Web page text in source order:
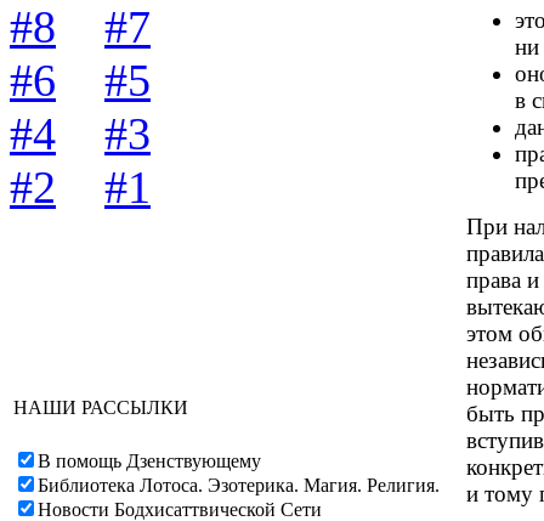
#8
#7
#6
#5
#4
#3
#2
#1
НАШИ РАССЫЛКИ
В помощь Дзенствующему
Библиотека Лотоса. Эзотерика. Магия. Религия.
Новости Бодхисаттвической Сети
ни
в
При
права
этом
быть
и тому